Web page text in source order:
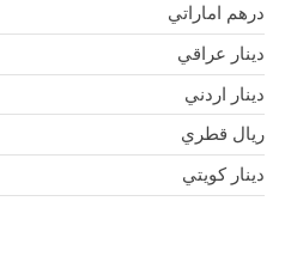
درهم اماراتي
دينار عراقي
دينار اردني
ريال قطري
دينار كويتي